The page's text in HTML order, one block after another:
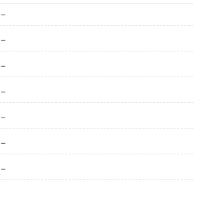
－
－
－
－
－
－
－